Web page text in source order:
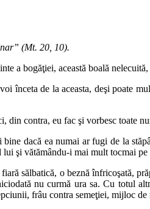
(Mt. 20, 10).
a bogăţiei, această boală
înceta de la aceasta, deşi poate
din contra, eu fac şi vorbesc toate
dacă ea numai ar fugi de la
şi vătămându-i mai mult tocmai
sălbatică, o beznă înfricoşată,
nu curmă ura sa. Cu totul
frâu contra semeţiei, mijloc de